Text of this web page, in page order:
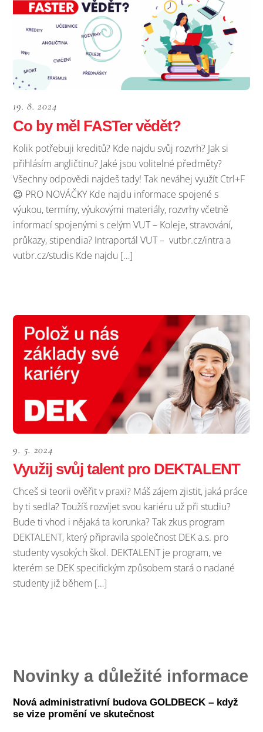
19. 8. 2024
Co by měl FASTer vědět?
Kolik potřebuji kreditů? Kde najdu svůj rozvrh? Jak si
přihlásím angličtinu? Jaké jsou volitelné předměty?
Všechny odpovědi najdeš tady! Tak neváhej využít Ctrl+F
😉 PRO NOVÁČKY Kde najdu informace spojené s
výukou, termíny, výukovými materiály, rozvrhy včetně
informací spojenými s celým VUT – Koleje, stravování,
průkazy, stipendia? Intraportál VUT – vutbr.cz/intra a
vutbr.cz/studis Kde najdu […]
9. 5. 2024
Využij svůj talent pro DEKTALENT
Chceš si teorii ověřit v praxi? Máš zájem zjistit, jaká práce
by ti sedla? Toužíš rozvíjet svou kariéru už při studiu?
Bude ti vhod i nějaká ta korunka? Tak zkus program
DEKTALENT, který připravila společnost DEK a.s. pro
studenty vysokých škol. DEKTALENT je program, ve
kterém se DEK specifickým způsobem stará o nadané
studenty již během […]
Novinky a důležité informace
Nová administrativní budova GOLDBECK – když
se vize promění ve skutečnost